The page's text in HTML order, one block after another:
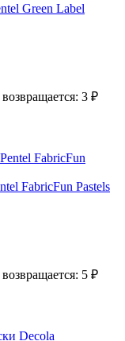
Green Label
возвращается: 3 ₽
FabricFun Pastels
возвращается: 5 ₽